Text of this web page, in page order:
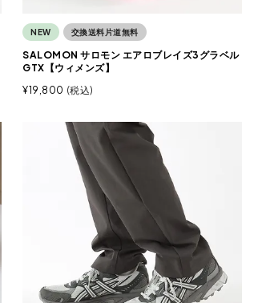
NEW 交換送料片道無料
SALOMON サロモン エアロブレイズ3グラベル
GTX【ウィメンズ】
¥19,800 税込